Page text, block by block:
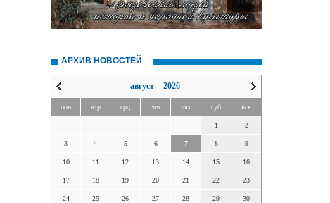
АРХИВ НОВОСТЕЙ
август 2026
пон втр срд чет пят суб вск
1 2
3 4 5 6 7 8 9
10 11 12 13 14 15 16
17 18 19 20 21 22 23
24 25 26 27 28 29 30